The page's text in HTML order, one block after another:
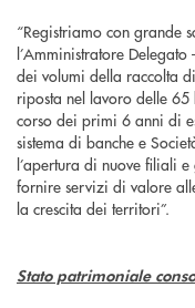
“Registriamo con grande
l’Amministratore
dei volumi della raccolta
riposta nel lavoro delle
corso dei primi 6 anni di
sistema di banche e
l’apertura di nuove filiali
fornire servizi di valore
la crescita dei territori”.
Stato patrimoniale